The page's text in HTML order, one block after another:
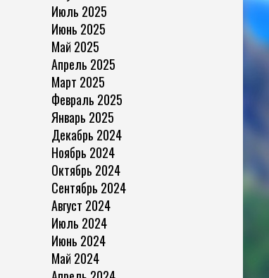
Июль 2025
Июнь 2025
Май 2025
Апрель 2025
Март 2025
Февраль 2025
Январь 2025
Декабрь 2024
Ноябрь 2024
Октябрь 2024
Сентябрь 2024
Август 2024
Июль 2024
Июнь 2024
Май 2024